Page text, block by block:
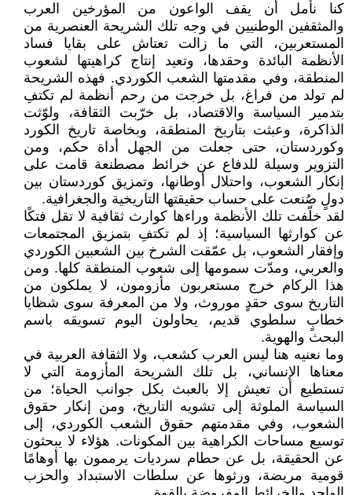
كنا نأمل أن يقف الواعون من المؤرخين العرب
والمثقفين الوطنيين في وجه تلك الشريحة العنصرية من
المستعربين، التي ما زالت تعتاش على بقايا فساد
الأنظمة البائدة وحقدها، وتعيد إنتاج كراهيتها لشعوب
المنطقة، وفي مقدمتها الشعب الكوردي. فهذه الشريحة
لم تولد من فراغ، بل خرجت من رحم أنظمة لم تكتفِ
بتدمير السياسة والاقتصاد، بل خرّبت الثقافة، ولوّثت
الذاكرة، وعبثت بتاريخ المنطقة، وبخاصة تاريخ الكورد
وكوردستان، حتى جعلت من الجهل أداة حكم، ومن
التزوير وسيلة للدفاع عن خرائط مصطنعة قامت على
إنكار الشعوب، واحتلال أوطانها، وتمزيق كوردستان بين
دولٍ صُنعت على حساب حقيقتها التاريخية والجغرافية.
لقد خلّفت تلك الأنظمة وراءها كوارث ثقافية لا تقل فتكًا
عن كوارثها السياسية؛ إذ لم تكتفِ بتمزيق المجتمعات
وإفقار الشعوب، بل عمّقت الشرخ بين الشعبين الكوردي
والعربي، ومدّت سمومها إلى شعوب المنطقة كلها. ومن
هذا الركام خرج مستعربون مأزومون، لا يملكون من
التاريخ سوى حقدٍ موروث، ولا من المعرفة سوى شظايا
خطابٍ سلطوي قديم، يحاولون اليوم تسويقه باسم
البحث والهوية.
وما نعنيه هنا ليس العرب كشعب، ولا الثقافة العربية في
معناها الإنساني، بل تلك الشريحة المأزومة التي لا
تستطيع أن تعيش إلا بالعبث بكل جوانب الحياة؛ من
السياسة الملوثة إلى تشويه التاريخ، ومن إنكار حقوق
الشعوب، وفي مقدمتهم حقوق الشعب الكوردي، إلى
توسيع مساحات الكراهية بين المكونات. هؤلاء لا يبحثون
عن الحقيقة، بل عن حطام سرديات يرممون بها أوهامًا
قومية مريضة، ورثوها عن سلطات الاستبداد والحزب